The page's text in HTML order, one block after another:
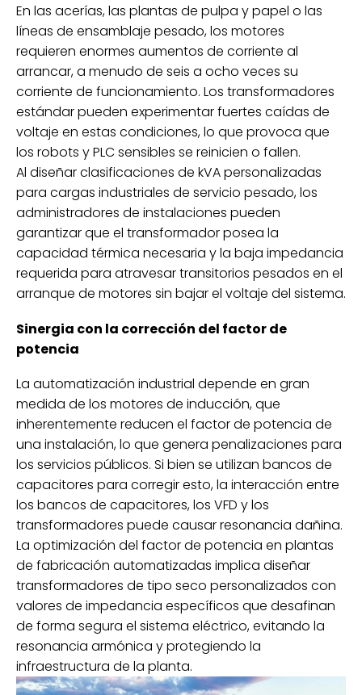
En las acerías, las plantas de pulpa y papel o las
líneas de ensamblaje pesado, los motores
requieren enormes aumentos de corriente al
arrancar, a menudo de seis a ocho veces su
corriente de funcionamiento. Los transformadores
estándar pueden experimentar fuertes caídas de
voltaje en estas condiciones, lo que provoca que
los robots y PLC sensibles se reinicien o fallen.
Al diseñar clasificaciones de kVA personalizadas
para cargas industriales de servicio pesado, los
administradores de instalaciones pueden
garantizar que el transformador posea la
capacidad térmica necesaria y la baja impedancia
requerida para atravesar transitorios pesados ​​en el
arranque de motores sin bajar el voltaje del sistema.
Sinergia con la corrección del factor de
potencia
La automatización industrial depende en gran
medida de los motores de inducción, que
inherentemente reducen el factor de potencia de
una instalación, lo que genera penalizaciones para
los servicios públicos. Si bien se utilizan bancos de
capacitores para corregir esto, la interacción entre
los bancos de capacitores, los VFD y los
transformadores puede causar resonancia dañina.
La optimización del factor de potencia en plantas
de fabricación automatizadas implica diseñar
transformadores de tipo seco personalizados con
valores de impedancia específicos que desafinan
de forma segura el sistema eléctrico, evitando la
resonancia armónica y protegiendo la
infraestructura de la planta.